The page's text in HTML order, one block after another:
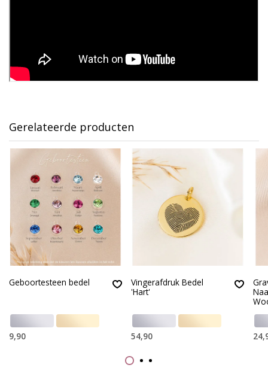
Gerelateerde producten
Geboortesteen bedel
9,90
Vingerafdruk Bedel
'Hart'
54,90